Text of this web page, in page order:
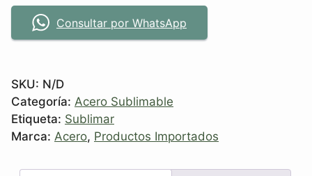
Consultar por WhatsApp
SKU: N/D
Categoría: Acero Sublimable
Etiqueta: Sublimar
Marca: Acero, Productos Importados